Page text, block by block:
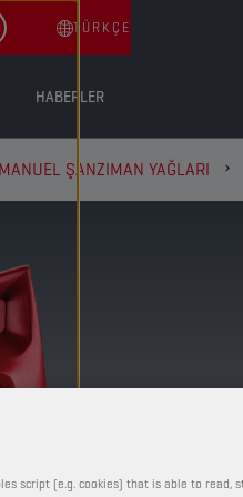
HABERLER
TÜRKÇE
ŞANZIMAN YAĞLARI
script (e.g. cookies) that is able to